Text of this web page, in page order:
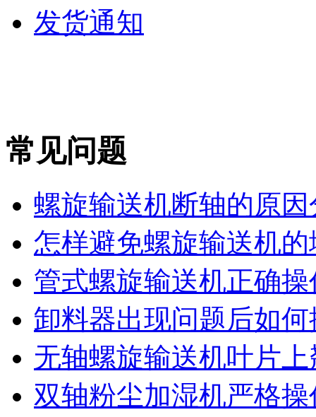
发货通知
常见问题
螺旋输送机断轴的原因
怎样避免螺旋输送机
管式螺旋输送机正确
卸料器出现问题后如何
无轴螺旋输送机叶片
双轴粉尘加湿机严格操